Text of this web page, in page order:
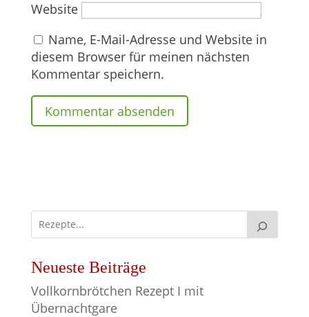
Website
Name, E-Mail-Adresse und Website in
diesem Browser für meinen nächsten
Kommentar speichern.
Neueste Beiträge
Vollkornbrötchen Rezept I mit
Übernachtgare